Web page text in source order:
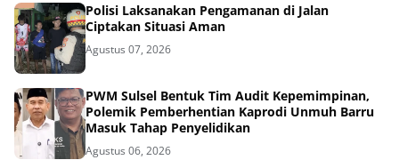
Polisi Laksanakan Pengamanan di Jalan
Ciptakan Situasi Aman
Agustus 07, 2026
PWM Sulsel Bentuk Tim Audit Kepemimpinan,
Polemik Pemberhentian Kaprodi Unmuh Barru
Masuk Tahap Penyelidikan
Agustus 06, 2026